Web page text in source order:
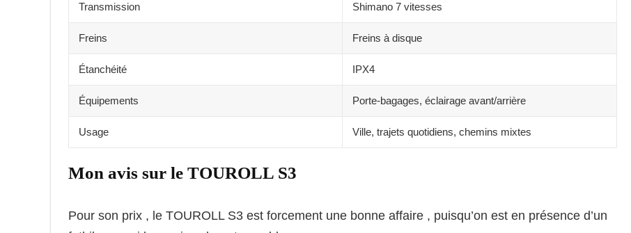
Transmission Shimano 7 vitesses
Freins Freins à disque
Étanchéité IPX4
Équipements Porte-bagages, éclairage avant/arrière
Usage Ville, trajets quotidiens, chemins mixtes
Mon avis sur le TOUROLL S3
Pour son prix , le TOUROLL S3 est forcement une bonne affaire , puisqu’on est en présence d’un